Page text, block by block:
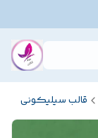
قالب سیلیکونی